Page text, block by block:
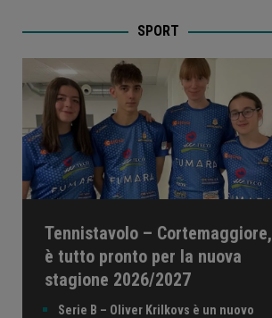
SPORT
Tennistavolo – Cortemaggiore,
è tutto pronto per la nuova
stagione 2026/2027
Serie B – Oliver Krilkovs è un nuovo